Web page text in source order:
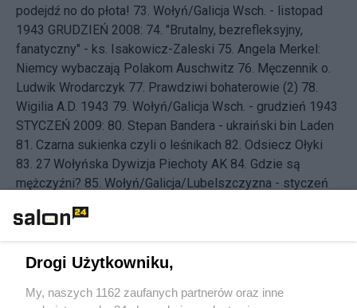
podejdź no do płota! 73. Wołyń/Galicja Wsch. - listopad
1943 GRUDZIEŃ 2008: 74. "Brutalny, bezrefleksyjny,
fanatyczny" - ks. Isakowicz-Zaleski 75. Angela Merkel:
Niemcy wybaczają Polakom Auschwitz 76. Męczennik o.
Ludwik Wrodarczyk 77. Prawdziwi bohaterowie (2) 78.
Wigilia A.D. 1943 79. Wołyń/Galicja Wsch. - grudzień 1943
STYCZEŃ 2009: 80. Stepan Bandera - ukraiński bin Laden
81. Czarna sukienka czyli o leśnikach 82. Odsiecz Ołyki
83. 27 Wołyńska Dywizja Piechoty AK 84. Gdzie są
mężczyźni? 85. Wołyń/Galicja/Lubelszczyzna - styczeń
Ukrainie będą burzyć polskie pomniki?
biją!92.Czerwone noce w powiecie rohatyńskim
największa zbrodnia na wsi polskiej96.
Drogi Użytkowniku,
My, naszych 1162 zaufanych partnerów oraz inne